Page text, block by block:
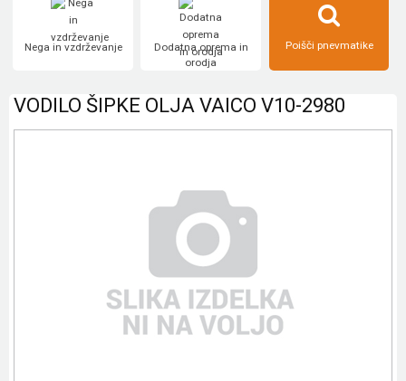
Nega in vzdrževanje
Dodatna oprema in
orodja
Poišči pnevmatike
VODILO ŠIPKE OLJA VAICO V10-2980